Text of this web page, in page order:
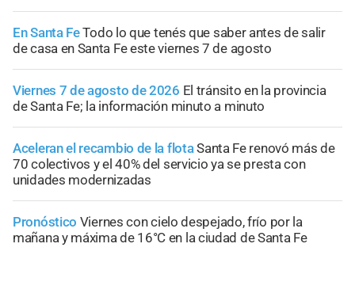
En Santa FeTodo lo que tenés que saber antes de salir
de casa en Santa Fe este viernes 7 de agosto
Viernes 7 de agosto de 2026 El tránsito en la provincia
de Santa Fe; la información minuto a minuto
Aceleran el recambio de la flotaSanta Fe renovó más de
70 colectivos y el 40% del servicio ya se presta con
unidades modernizadas
Pronóstico Viernes con cielo despejado, frío por la
mañana y máxima de 16°C en la ciudad de Santa Fe